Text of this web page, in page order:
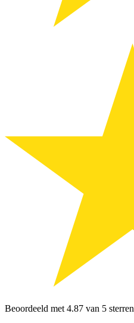
Beoordeeld met 4.87 van 5 sterren